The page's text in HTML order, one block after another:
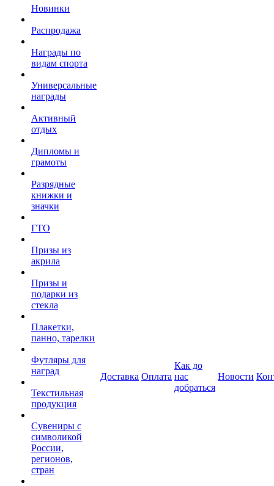
Новинки
Распродажа
Награды по
видам спорта
Универсальные
награды
Активный
отдых
Дипломы и
грамоты
Разрядные
книжки и
значки
ГТО
Призы из
акрила
Призы и
подарки из
стекла
Плакетки,
панно, тарелки
Футляры для
наград
Текстильная
продукция
Сувениры с
символикой
России,
регионов,
стран
Доставка Оплата
Как до
нас
добраться
Новости